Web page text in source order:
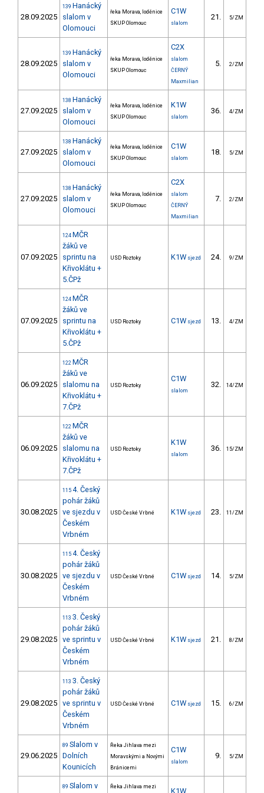
28.09.2025
139 Hanácký
slalom v
Olomouci
řeka Morava, loděnice
SKUP Olomouc
C1W
slalom
21. 5/ZM
28.09.2025
139 Hanácký
slalom v
Olomouci
řeka Morava, loděnice
SKUP Olomouc
C2X
slalom
ČERNÝ
Maxmilian
5. 2/ZM
27.09.2025
138 Hanácký
slalom v
Olomouci
řeka Morava, loděnice
SKUP Olomouc
K1W
slalom
36. 4/ZM
27.09.2025
138 Hanácký
slalom v
Olomouci
řeka Morava, loděnice
SKUP Olomouc
C1W
slalom
18. 5/ZM
27.09.2025
138 Hanácký
slalom v
Olomouci
řeka Morava, loděnice
SKUP Olomouc
C2X
slalom
ČERNÝ
Maxmilian
7. 2/ZM
07.09.2025
124 MČR
žáků ve
sprintu na
Křivoklátu +
5.ČPž
USD Roztoky K1W sjezd 24. 9/ZM
07.09.2025
124 MČR
žáků ve
sprintu na
Křivoklátu +
5.ČPž
USD Roztoky C1W sjezd 13. 4/ZM
06.09.2025
122 MČR
žáků ve
slalomu na
Křivoklátu +
7.ČPž
USD Roztoky
C1W
slalom
32. 14/ZM
06.09.2025
122 MČR
žáků ve
slalomu na
Křivoklátu +
7.ČPž
USD Roztoky
K1W
slalom
36. 15/ZM
30.08.2025
115 4. Český
pohár žáků
ve sjezdu v
Českém
Vrbném
USD České Vrbné K1W sjezd 23. 11/ZM
30.08.2025
115 4. Český
pohár žáků
ve sjezdu v
Českém
Vrbném
USD České Vrbné C1W sjezd 14. 5/ZM
29.08.2025
113 3. Český
pohár žáků
ve sprintu v
Českém
Vrbném
USD České Vrbné K1W sjezd 21. 8/ZM
29.08.2025
113 3. Český
pohár žáků
ve sprintu v
Českém
Vrbném
USD České Vrbné C1W sjezd 15. 6/ZM
29.06.2025
89 Slalom v
Dolních
Kounicích
Řeka Jihlava mezi
Moravskými a Novými
Bránicemi
C1W
slalom
9. 5/ZM
89 Slalom v
Řeka Jihlava mezi K1W